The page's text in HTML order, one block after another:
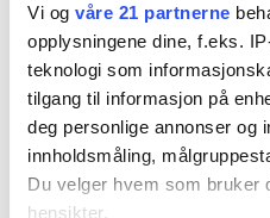
Vi og våre 21 partnerne
opplysningene dine, f.eks.
teknologi som
tilgang til informasjon på
deg personlige annonser og
innholdsmåling,
Du velger hvem som bruker
hensikter.
Regionleder
Fellesforbundet
Moelv